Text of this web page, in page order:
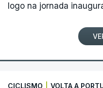
logo na jornada
CICLISMO VOLTA A